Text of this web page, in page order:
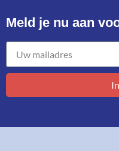
Meld je nu aan